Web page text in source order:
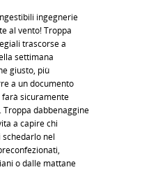
ingegnerie
al vento! Troppa
trascorse a
settimana
giusto, più
a un documento
farà sicuramente
dabbenaggine
a capire chi
nel
o dalle mattane